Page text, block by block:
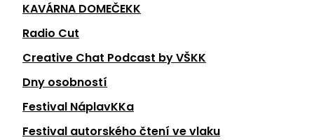
KAVÁRNA DOMEČEKK
Radio Cut
Creative Chat Podcast by VŠKK
Dny osobností
Festival NáplavKKa
Festival autorského čtení ve vlaku